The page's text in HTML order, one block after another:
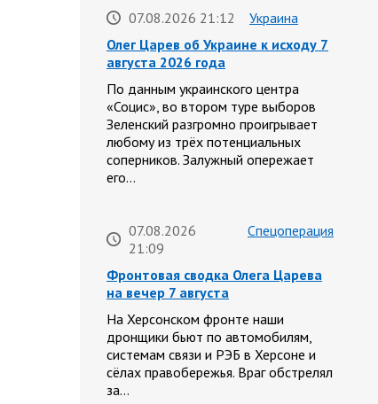
07.08.2026 21:12
Украина
Олег Царев об Украине к исходу 7
августа 2026 года
По данным украинского центра
«Социс», во втором туре выборов
Зеленский разгромно проигрывает
любому из трёх потенциальных
соперников. Залужный опережает
его…
07.08.2026
21:09
Спецоперация
Фронтовая сводка Олега Царева
на вечер 7 августа
На Херсонском фронте наши
дронщики бьют по автомобилям,
системам связи и РЭБ в Херсоне и
сёлах правобережья. Враг обстрелял
за…